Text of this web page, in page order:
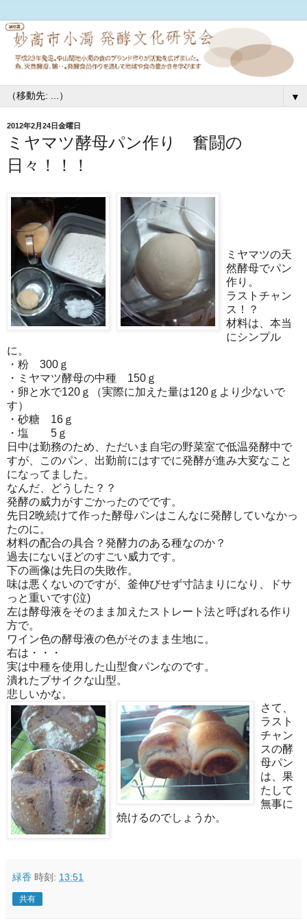
▼
2012年2月24日金曜日
ミヤマツ酵母パン作り 奮闘の
日々！！！
ミヤマツの天
然酵母でパン
作り。
ラストチャン
ス！？
材料は、本当
にシンプル
に。
・粉 300ｇ
・ミヤマツ酵母の中種 150ｇ
・卵と水で120ｇ（実際に加えた量は120ｇより少ないで
す）
・砂糖 16ｇ
・塩 5ｇ
日中は勤務のため、ただいま自宅の野菜室で低温発酵中で
すが、このパン、出勤前にはすでに発酵が進み大変なこと
になってました。
なんだ、どうした？？
発酵の威力がすごかったのでです。
先日2晩続けて作った酵母パンはこんなに発酵していなかっ
たのに。
材料の配合の具合？発酵力のある種なのか？
過去にないほどのすごい威力です。
下の画像は先日の失敗作。
味は悪くないのですが、釜伸びせず寸詰まりになり、ドサ
っと重いです(泣)
左は酵母液をそのまま加えたストレート法と呼ばれる作り
方で。
ワイン色の酵母液の色がそのまま生地に。
右は・・・
実は中種を使用した山型食パンなのです。
潰れたブサイクな山型。
悲しいかな。
さて、
ラスト
チャン
スの酵
母パン
は、果
たして
無事に
焼けるのでしょうか。
緑香 時刻: 13:51
共有